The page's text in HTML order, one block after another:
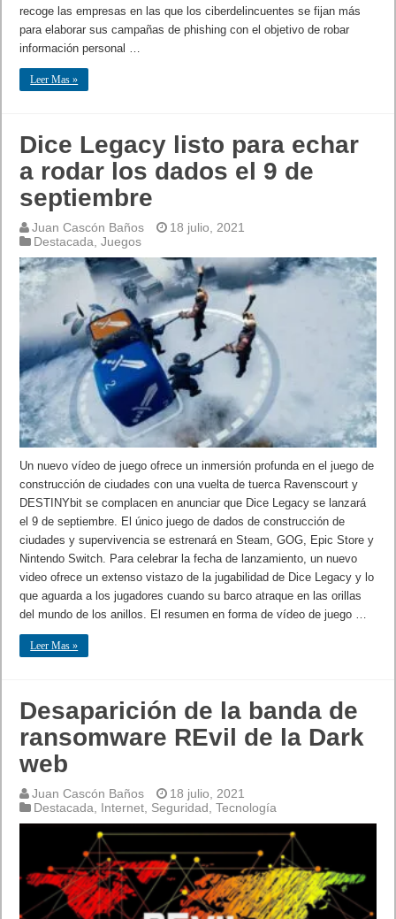
recoge las empresas en las que los ciberdelincuentes se fijan más
para elaborar sus campañas de phishing con el objetivo de robar
información personal …
Leer Mas »
Dice Legacy listo para echar
a rodar los dados el 9 de
septiembre
Juan Cascón Baños
18 julio, 2021
Destacada ,Juegos
Un nuevo vídeo de juego ofrece un inmersión profunda en el juego de
construcción de ciudades con una vuelta de tuerca Ravenscourt y
DESTINYbit se complacen en anunciar que Dice Legacy se lanzará
el 9 de septiembre. El único juego de dados de construcción de
ciudades y supervivencia se estrenará en Steam, GOG, Epic Store y
Nintendo Switch. Para celebrar la fecha de lanzamiento, un nuevo
video ofrece un extenso vistazo de la jugabilidad de Dice Legacy y lo
que aguarda a los jugadores cuando su barco atraque en las orillas
del mundo de los anillos. El resumen en forma de vídeo de juego …
Leer Mas »
Desaparición de la banda de
ransomware REvil de la Dark
web
Juan Cascón Baños
18 julio, 2021
Destacada
Internet Seguridad ,Tecnología